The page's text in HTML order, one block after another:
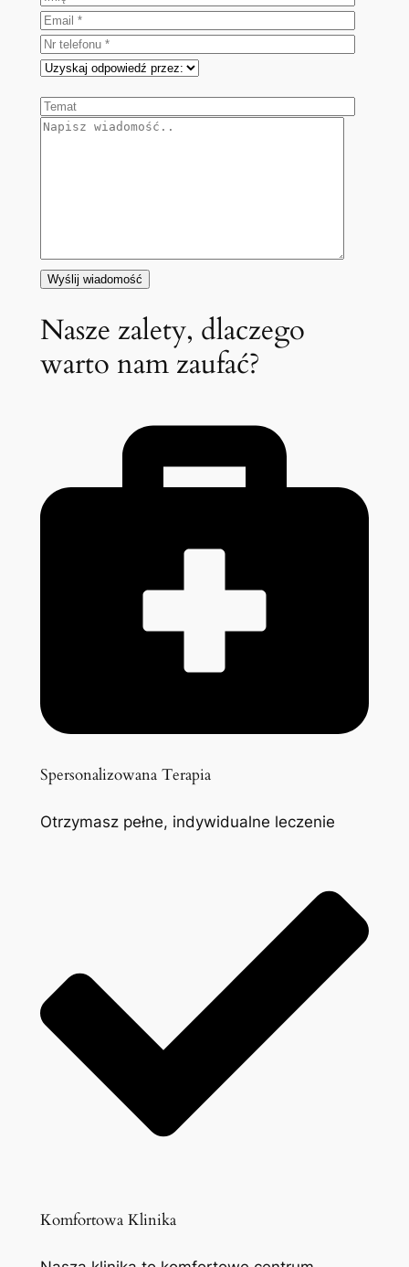
Nasze zalety, dlaczego
warto nam zaufać?
Spersonalizowana Terapia
Otrzymasz pełne, indywidualne leczenie
Komfortowa Klinika